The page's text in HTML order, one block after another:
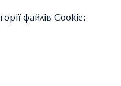
сайту
файлів Cookie: